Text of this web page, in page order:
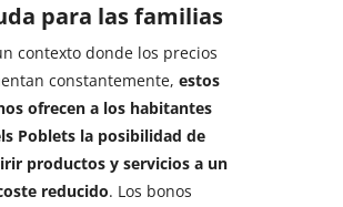
para las familias
contexto donde los precios
constantemente,estos
ofrecen a los habitantes
Poblets la posibilidad de
productos y servicios a un
reducido. Los bonos